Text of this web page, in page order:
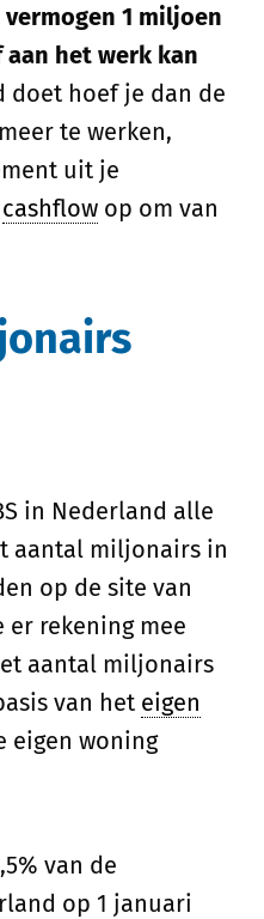
1 miljoen
het werk kan
doet hoef je dan de
te werken,
uit je
cashflow op om van
in Nederland alle
aantal miljonairs in
op de site van
er rekening mee
aantal miljonairs
van het eigen
eigen woning
van de
op 1 januari